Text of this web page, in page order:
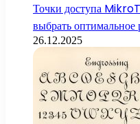
Точки доступа
выбрать оптимальное
26.12.2025